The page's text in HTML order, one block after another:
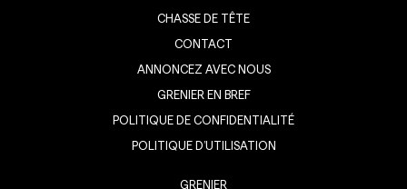
CHASSE DE TÊTE
CONTACT
ANNONCEZ AVEC NOUS
GRENIER EN BREF
POLITIQUE DE CONFIDENTIALITÉ
POLITIQUE D’UTILISATION
GRENIER